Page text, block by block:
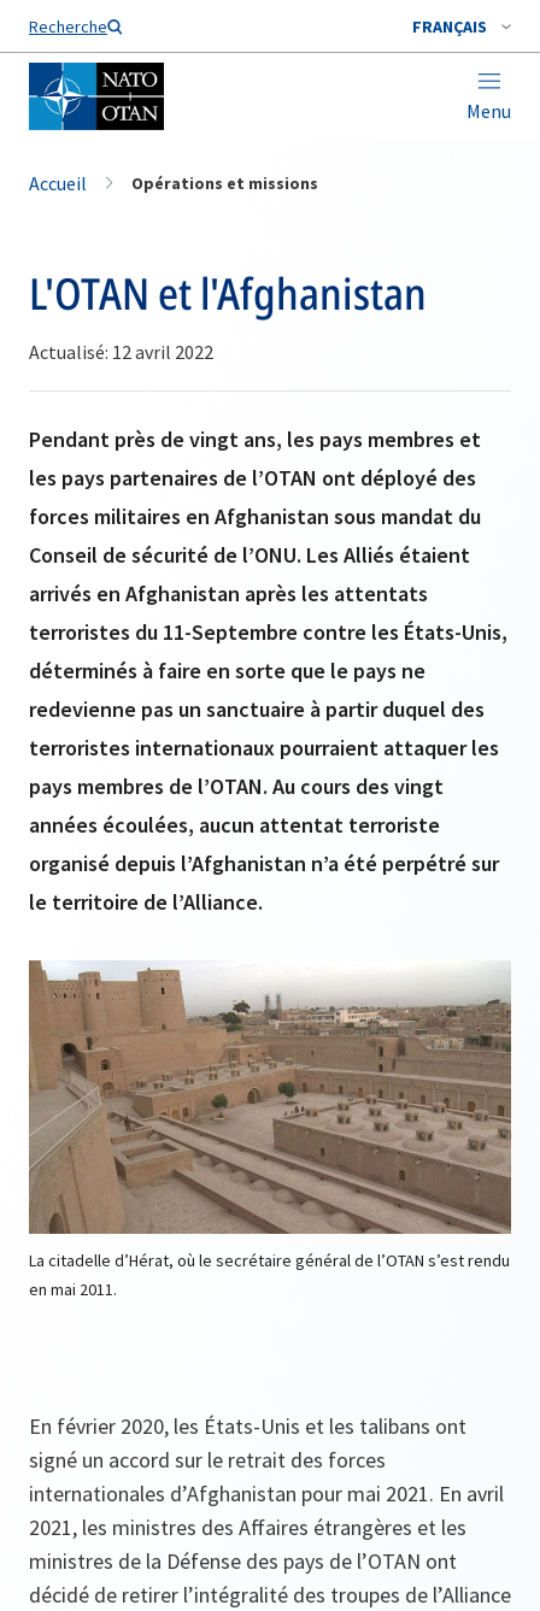
Recherche FRANÇAIS
Menu
Nom de famille*
Accueil Opérations et missions
L'OTAN et l'Afghanistan
Actualisé: 12 avril 2022
Pendant près de vingt ans, les pays membres et
les pays partenaires de l’OTAN ont déployé des
forces militaires en Afghanistan sous mandat du
Conseil de sécurité de l’ONU. Les Alliés étaient
arrivés en Afghanistan après les attentats
terroristes du 11-Septembre contre les États-Unis,
déterminés à faire en sorte que le pays ne
redevienne pas un sanctuaire à partir duquel des
terroristes internationaux pourraient attaquer les
pays membres de l’OTAN. Au cours des vingt
années écoulées, aucun attentat terroriste
organisé depuis l’Afghanistan n’a été perpétré sur
le territoire de l’Alliance.
La citadelle d’Hérat, où le secrétaire général de l’OTAN s’est rendu
en mai 2011.
En février 2020, les États-Unis et les talibans ont
signé un accord sur le retrait des forces
internationales d’Afghanistan pour mai 2021. En avril
2021, les ministres des Affaires étrangères et les
ministres de la Défense des pays de l’OTAN ont
décidé de retirer l’intégralité des troupes de l’Alliance